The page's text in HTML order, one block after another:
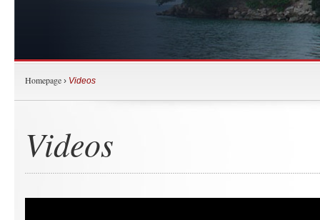
Homepage › Videos
Videos